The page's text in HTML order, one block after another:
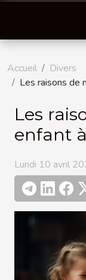
Accueil
Divers
Les raisons de
Les
enfant
Lundi 10 avril